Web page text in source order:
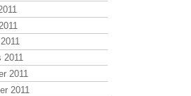
2011
2011
2011